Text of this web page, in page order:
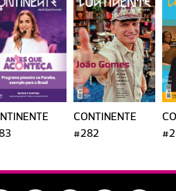
CONTINENTE
#282